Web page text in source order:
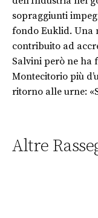
sopraggiunti
fondo Euklid. Una
contribuito ad
Salvini però ne ha
Montecitorio più
ritorno alle urne:
Altre